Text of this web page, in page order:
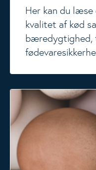
Her kan du
kvalitet af kød
bæredygtighed,